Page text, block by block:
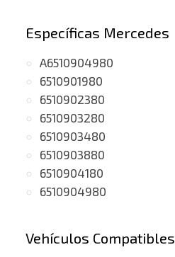
Específicas Mercedes
A6510904980
6510901980
6510902380
6510903280
6510903480
6510903880
6510904180
6510904980
Vehículos Compatibles